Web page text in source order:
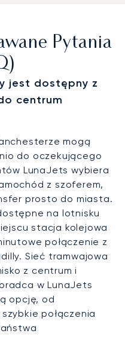
Pytania
jest dostępny z
centrum
mogą
do oczekującego
LunaJets wybiera
z szoferem,
prosto do miasta.
na lotnisku
stacja kolejowa
połączenie z
Sieć tramwajowa
z centrum i
w LunaJets
opcję, od
połączenia